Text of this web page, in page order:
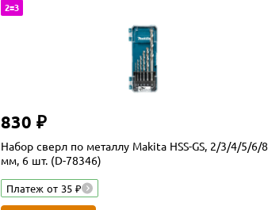
2=3
830 ₽
Набор сверл по металлу Makita HSS-GS, 2/3/4/5/6/8
мм, 6 шт. (D-78346)
Платеж от 35 ₽